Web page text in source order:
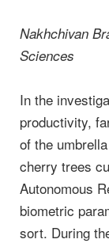
Nakhchivan
Sciences
In the
productivity,
of the
cherry trees
Autonomous
biometric
sort. During